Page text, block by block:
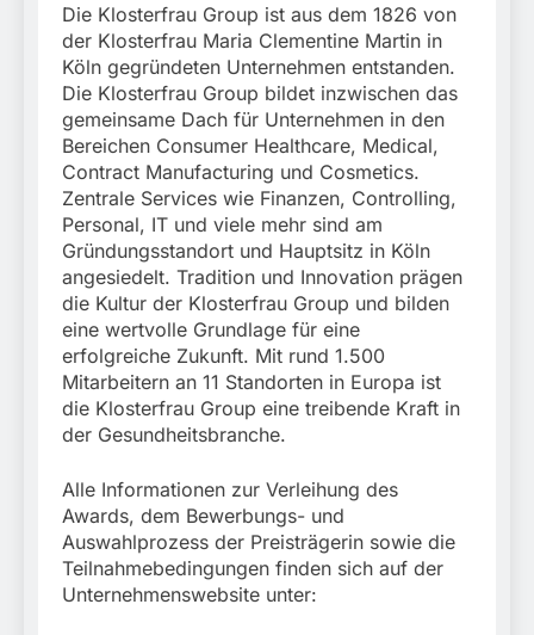
Die Klosterfrau Group ist aus dem 1826 von
der Klosterfrau Maria Clementine Martin in
Köln gegründeten Unternehmen entstanden.
Die Klosterfrau Group bildet inzwischen das
gemeinsame Dach für Unternehmen in den
Bereichen Consumer Healthcare, Medical,
Contract Manufacturing und Cosmetics.
Zentrale Services wie Finanzen, Controlling,
Personal, IT und viele mehr sind am
Gründungsstandort und Hauptsitz in Köln
angesiedelt. Tradition und Innovation prägen
die Kultur der Klosterfrau Group und bilden
eine wertvolle Grundlage für eine
erfolgreiche Zukunft. Mit rund 1.500
Mitarbeitern an 11 Standorten in Europa ist
die Klosterfrau Group eine treibende Kraft in
der Gesundheitsbranche.
Alle Informationen zur Verleihung des
Awards, dem Bewerbungs- und
Auswahlprozess der Preisträgerin sowie die
Teilnahmebedingungen finden sich auf der
Unternehmenswebsite unter: